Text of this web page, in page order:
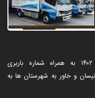
قیمت و تعرفه باربری بیرجند در سال ۱۴۰۲ به همراه شماره باربری
با نیسان و خاور به شهرستان ها به